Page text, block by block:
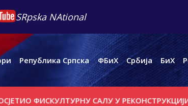
SRpska NAtional
Република Српска ФБиХ Србија БиХ
ФИСКУЛТУРНУ САЛУ У РЕКОНСТРУКЦИЈИ И